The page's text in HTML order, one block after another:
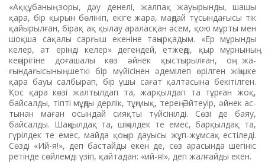
«Аққұбаның зоры, дәу дене­лі, жалпақ жауырынды, шашы
қара, бір қырын бөлініп, екіге жара, маңдай тұсындағысы тік
қайырылған, бірақ ақ қылау ара­лас­қан әсем, қою мұрты мен
шоқ­ша сақалы сарғыш екеніне таңыр­қадым. «Ер мұрынды
келер, ат ерін­ді келер» дегендей, етжең­ді, қыр мұр­нының
кеңсірігіне до­ғаша­лы көз әйнек қыстырылған, оң жа­
ғындағысының шеткі бір мүйі­сінен әдемілеп өрілген жі­ңіш­ке
қара бауы салбырап, бір ұшы сағат қалтасына бекітілген.
Қос қара көзі жалтылдап та, жар­­­қылдап та тұрған жоқ,
байсал­ды, тіпті мұңды дерлік, тұң­ғиық, терең. Әйтеуір, әйнек ас­
ты­нан маған осындай сияқты түй­сінілді. Сөзі де баяу,
байсалды. Шаң­қылдақ та, шіңкілдек те емес, бар­қыл­дақ та,
гүрілдек те емес, май­да қоңыр дауысы жұп-жұмсақ есті­леді.
Сөзді «Ий-я!», деп бастайды екен де, сөз арасында шегініс
ретінде сөйлемді үзіп, қайтадан: «ий-я!», деп жалғайды екен.